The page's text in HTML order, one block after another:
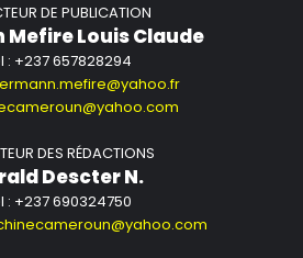
DE PUBLICATION
Mefire Louis Claude
: +237 657828294
DES RÉDACTIONS
Descter N.
: +237 690324750